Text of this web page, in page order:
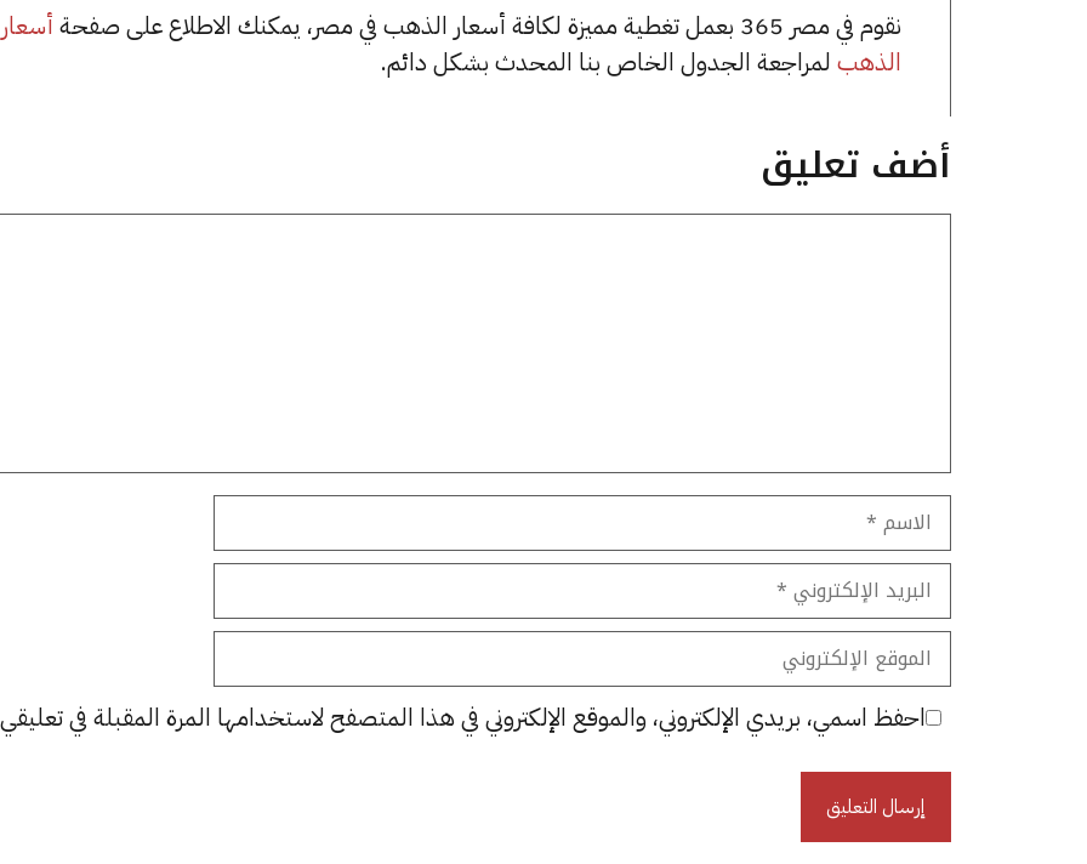
نقوم في مصر 365 بعمل تغطية مميزة لكافة أسعار الذهب في مصر، يمكنك الاطلاع على صفحة
أسعار
الذهب لمراجعة الجدول الخاص بنا المحدث بشكل دائم.
أضف تعليق
الاسم
البريد
الإلكتروني
الموقع
الإلكتروني
احفظ اسمي، بريدي الإلكتروني، والموقع الإلكتروني في هذا المتصفح لاستخدامها المرة المقبلة في